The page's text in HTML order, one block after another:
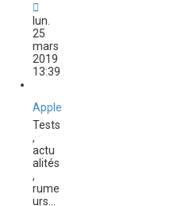
o
n
s
u
l
r
l
e
e
r
i
lun.
25
mars
2019
13:39
Apple
Tests
,
actu
alités
,
rume
urs...